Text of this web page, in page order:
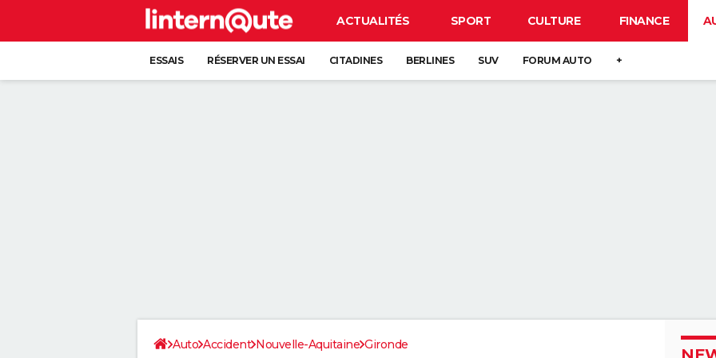
ACTUALITÉS SPORT CULTURE FINANCE
ESSAIS RÉSERVER UN ESSAI CITADINES BERLINES SUV FORUM AUTO +
Auto Accident Nouvelle-Aquitaine Gironde